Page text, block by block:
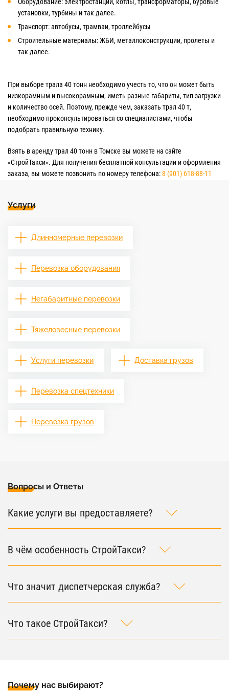
Оборудование: электростанции, котлы, трансформаторы, буровые
установки, турбины и так далее.
Транспорт: автобусы, трамваи, троллейбусы
Строительные материалы: ЖБИ, металлоконструкции, пролеты и
так далее.
При выборе трала 40 тонн необходимо учесть то, что он может быть
низкорамным и высокорамным, иметь разные габариты, тип загрузки
и количество осей. Поэтому, прежде чем, заказать трал 40 т,
необходимо проконсультироваться со специалистами, чтобы
подобрать правильную технику.
Взять в аренду трал 40 тонн в Томске вы можете на сайте
«СтройТакси». Для получения бесплатной консультации и оформления
заказа, вы можете позвонить по номеру телефона:8 (901) 618-88-11
Услуги
Длинномерные перевозки
Перевозка оборудования
Негабаритные перевозки
Тяжеловесные перевозки
Услуги перевозки Доставка грузов
Перевозка спецтехники
Перевозка грузов
Вопросы и Ответы
Какие услуги вы предоставляете?
В чём особенность СтройТакси?
Что значит диспетчерская служба?
Что такое СтройТакси?
Почему нас выбирают?